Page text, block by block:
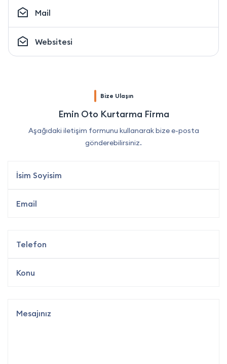
Mail
Websitesi
Bize Ulaşın
Emin Oto Kurtarma Firma
Aşağıdaki iletişim formunu kullanarak bize e-posta
gönderebilirsiniz.